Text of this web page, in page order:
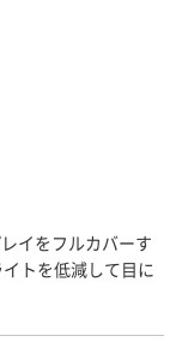
イをフルカバーす
トを低減して目に